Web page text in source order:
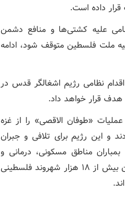
داده است.
علیه کشتی‌ها و منافع دشمن
ملت فلسطین متوقف شود، ادامه
نظامی رژیم اشغالگر قدس در
قرار خواهد داد.
مقاومت فلسطین ۱۵ مهرماه (هفتم اکتبر ۲۰۲۳) عملیات «طوفان الاقصی» را از غزه
و این رژیم برای تلافی و جبران
مناطق مسکونی، درمانی و
فرهنگی نوار غزه کرده که در اثر این جنایت ضدانسانی تاکنون بیش از ۱۸ هزار شهروند فلسطینی